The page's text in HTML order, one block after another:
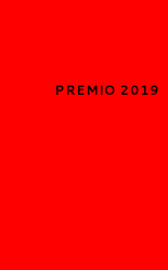
PREMIO 2019